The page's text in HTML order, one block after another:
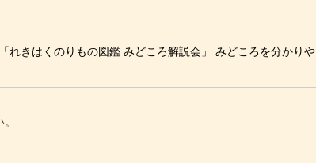
れきはくのりもの図鑑 みどころ解説会」 みどころを分かりや